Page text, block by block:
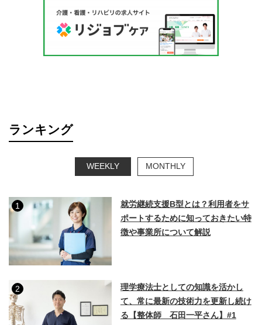
ランキング
WEEKLY MONTHLY
1
就労継続支援B型とは？利用者をサ
ポートするために知っておきたい特
徴や事業所について解説
2
理学療法士としての知識を活かし
て、常に最新の技術力を更新し続け
る【整体師 石田一平さん】#1